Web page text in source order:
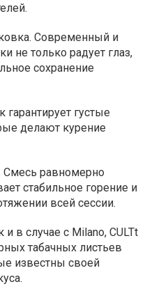
Современный и
не только радует глаз,
сохранение
густые
делают курение
Смесь равномерно
стабильное горение и
всей сессии.
в случае с Milano, CULTt
табачных листьев
известны своей